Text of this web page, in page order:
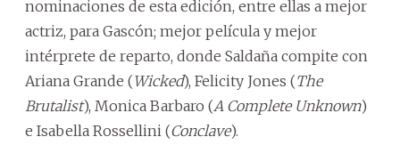
nominaciones de esta edición, entre ellas a mejor
actriz, para Gascón; mejor película y mejor
intérprete de reparto, donde Saldaña compite con
Ariana Grande (Wicked), Felicity Jones (The
Brutalist), Monica Barbaro (A Complete Unknown)
e Isabella Rossellini (Conclave).